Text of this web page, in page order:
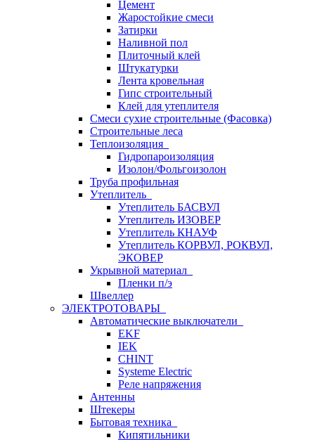
Цемент
Жаростойкие смеси
Затирки
Наливной пол
Плиточный клей
Штукатурки
Лента кровельная
Гипс строительный
Клей для утеплителя
Смеси сухие строительные (Фасовка)
Строительные леса
Теплоизоляция
Гидропароизоляция
Изолон/Фольгоизолон
Труба профильная
Утеплитель
Утеплитель БАСВУЛ
Утеплитель ИЗОВЕР
Утеплитель КНАУФ
Утеплитель КОРВУЛ, РОКВУЛ,
ЭКОВЕР
Укрывной материал
Пленки п/э
Швеллер
ЭЛЕКТРОТОВАРЫ
Автоматические выключатели
EKF
IEK
CHINT
Systeme Electric
Реле напряжения
Антенны
Штекеры
Бытовая техника
Кипятильники